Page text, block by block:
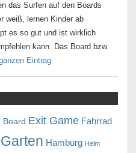
das Surfen auf den Boards
weiß, lernen Kinder ab
es so gut und ist wirklich
kann. Das Board bzw.
Eintrag
Board Exit Game Fahrrad
Garten Hamburg Helm